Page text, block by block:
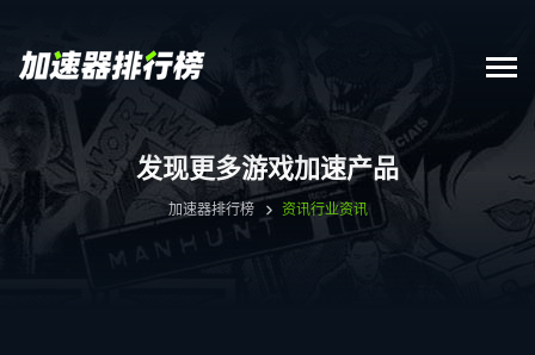
发现更多游戏加速产品
加速器排行榜 资讯行业资讯